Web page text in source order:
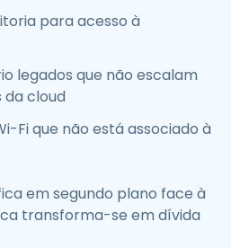
para acesso à
legados que não escalam
cloud
Fi que não está associado à
em segundo plano face à
transforma-se em dívida